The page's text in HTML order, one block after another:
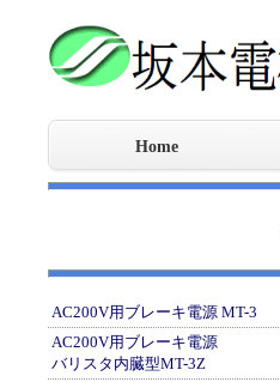
Home
AC200V用ブレーキ電源 MT-3
AC200V用ブレーキ電源
バリスタ内臓型MT-3Z